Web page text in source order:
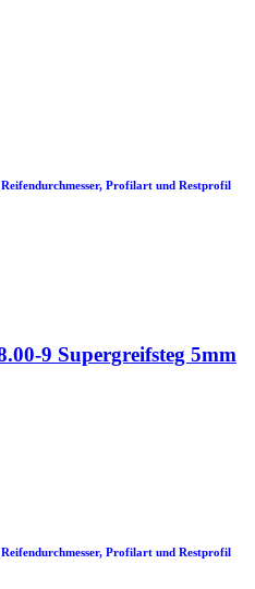
Profilart und Restprofil
9 Supergreifsteg 5mm
Profilart und Restprofil